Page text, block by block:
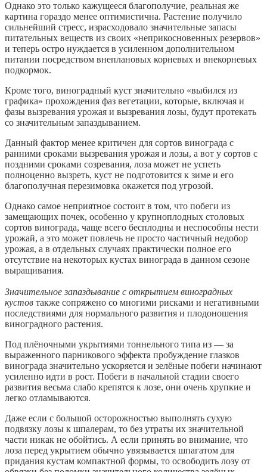
Однако это только кажущееся благополучие, реальная же
картина гораздо менее оптимистична. Растение получило
сильнейший стресс, израсходовало значительные запасы
питательных веществ из своих «неприкосновенных резервов»
и теперь остро нуждается в усиленном дополнительном
питании посредством внеплановых корневых и внекорневых
подкормок.
Кроме того, виноградный куст значительно «выбился из
графика» прохождения фаз вегетации, которые, включая и
фазы вызревания урожая и вызревания лозы, будут протекать
со значительным запаздыванием.
Данный фактор менее критичен для сортов винограда с
ранними сроками вызревания урожая и лозы, а вот у сортов с
поздними сроками созревания, лоза может не успеть
полноценно вызреть, куст не подготовится к зиме и его
благополучная перезимовка окажется под угрозой.
Однако самое неприятное состоит в том, что побеги из
замещающих почек, особенно у крупноплодных столовых
сортов винограда, чаще всего бесплодны и неспособны нести
урожай, а это может повлечь не просто частичный недобор
урожая, а в отдельных случаях практически полное его
отсутствие на некоторых кустах винограда в данном сезоне
выращивания.
Значительное запаздывание с открытием виноградных
кустов также сопряжено со многими рисками и негативными
последствиями для нормального развития и плодоношения
виноградного растения.
Под плёночными укрытиями тоннельного типа из — за
выраженного парникового эффекта пробуждение глазков
винограда значительно ускоряется и зелёные побеги начинают
усиленно идти в рост. Побеги в начальной стадии своего
развития весьма слабо крепятся к лозе, они очень хрупкие и
легко отламываются.
Даже если с большой осторожностью выполнять сухую
подвязку лозы к шпалерам, то без утраты их значительной
части никак не обойтись. А если принять во внимание, что
лоза перед укрытием обычно увязывается шпагатом для
придания кустам компактной формы, то освободить лозу от